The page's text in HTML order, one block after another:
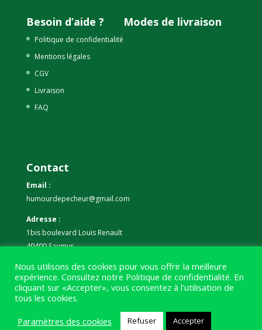
Besoin d’aide ?
Politique de confidentialité
Mentions légales
CGV
Livraison
FAQ
Modes de livraison
Contact
Email :
humourdepecheur@gmail.com
Adresse :
1bis boulevard Louis Renault
49400 Saumur
Téléphone :
07 59 61 06 63
Nous utilisons des cookies pour vous offrir la meilleure
expérience. Consultez notre Politique de confidentialité. En
cliquant sur «Accepter», vous consentez à l'utilisation de
tous les cookies.
Paramètres des cookies
Refuser Accepter